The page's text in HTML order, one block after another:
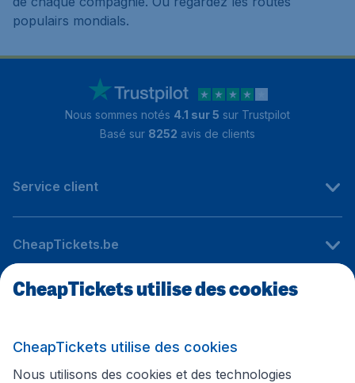
populairs mondials.
Nous sommes notés 4.1 sur 5 sur Trustpilot
Basé sur 8252 avis de clients
Service client
CheapTickets.be
Sites internationaux
Suivez CheapTickets.be
CheapTickets utilise des cookies
CheapTickets utilise des cookies
Nous utilisons des cookies et des technologies